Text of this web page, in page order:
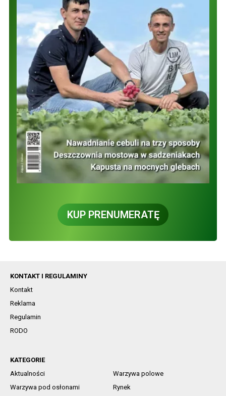
KUP PRENUMERATĘ
KONTAKT I REGULAMINY
Kontakt
Reklama
Regulamin
RODO
KATEGORIE
Aktualności
Warzywa polowe
Warzywa pod osłonami
Rynek